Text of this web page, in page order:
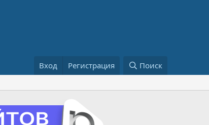
Вход Регистрация Поиск